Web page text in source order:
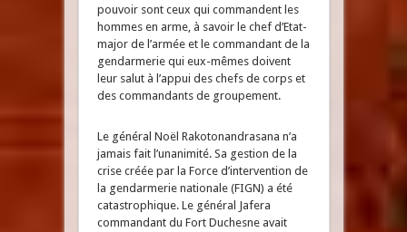
pouvoir sont ceux qui commandent les
hommes en arme, à savoir le chef d’Etat-
major de l’armée et le commandant de la
gendarmerie qui eux-mêmes doivent
leur salut à l’appui des chefs de corps et
des commandants de groupement.
Le général Noël Rakotonandrasana n’a
jamais fait l’unanimité. Sa gestion de la
crise créée par la Force d’intervention de
la gendarmerie nationale (FIGN) a été
catastrophique. Le général Jafera
commandant du Fort Duchesne avait